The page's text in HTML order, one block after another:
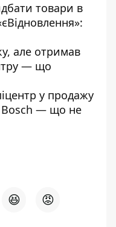
товари в
але отримав
— що
у продажу
Bosch — що не
😆 😡